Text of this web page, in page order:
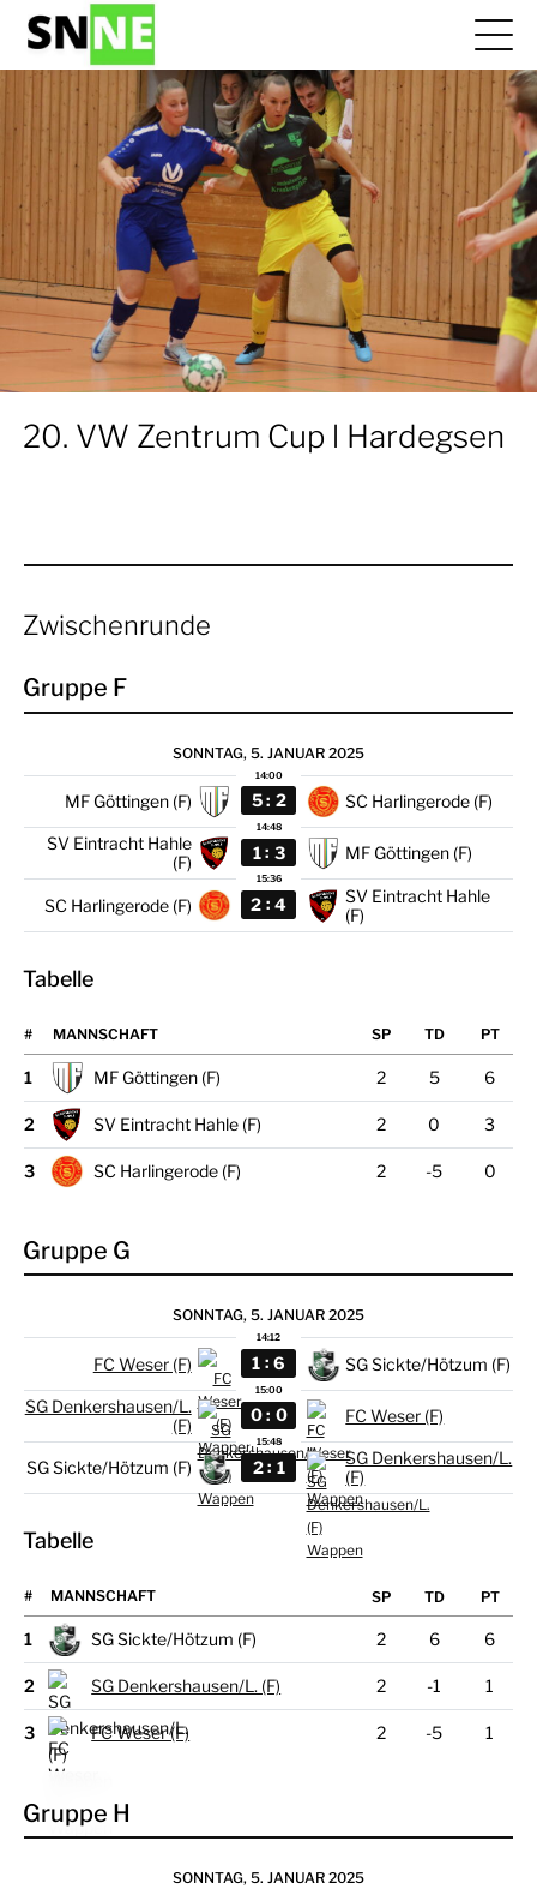
20. VW Zentrum Cup l Hardegsen
Zwischenrunde
Gruppe F
SONNTAG, 5. JANUAR 2025
14:00
MF Göttingen (F) 5 : 2 SC Harlingerode (F)
14:48
SV Eintracht Hahle
(F)
1 : 3 MF Göttingen (F)
15:36
SC Harlingerode (F) 2 : 4
SV Eintracht Hahle
(F)
Tabelle
# MANNSCHAFT
1 MF Göttingen (F) 2 5 6
2 SV Eintracht Hahle (F) 2 0 3
3 SC Harlingerode (F) 2 -5 0
Gruppe G
SONNTAG, 5. JANUAR 2025
14:12
FC Weser (F) 1 : 6 SG Sickte/Hötzum (F)
15:00
SG Denkershausen/L.
(F)
0 : 0 FC Weser (F)
15:48
SG Sickte/Hötzum (F) 2 : 1
SG Denkershausen/L.
(F)
Tabelle
# MANNSCHAFT
1 SG Sickte/Hötzum (F) 2 6 6
2 SG Denkershausen/L. (F) 2 -1 1
3 FC Weser (F) 2 -5 1
Gruppe H
SONNTAG, 5. JANUAR 2025